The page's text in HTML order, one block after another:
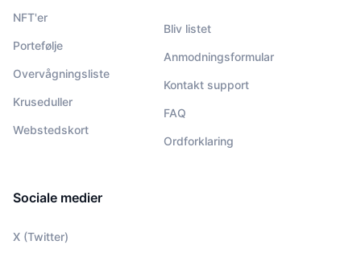
NFT'er
Portefølje
Overvågningsliste
Kruseduller
Webstedskort
Bliv listet
Anmodningsformular
Kontakt support
FAQ
Ordforklaring
Sociale medier
X (Twitter)